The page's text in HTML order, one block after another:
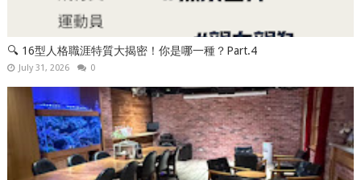
🔍 16型人格職涯特質大揭密！你是哪一種？Part.4
July 31, 2026 0